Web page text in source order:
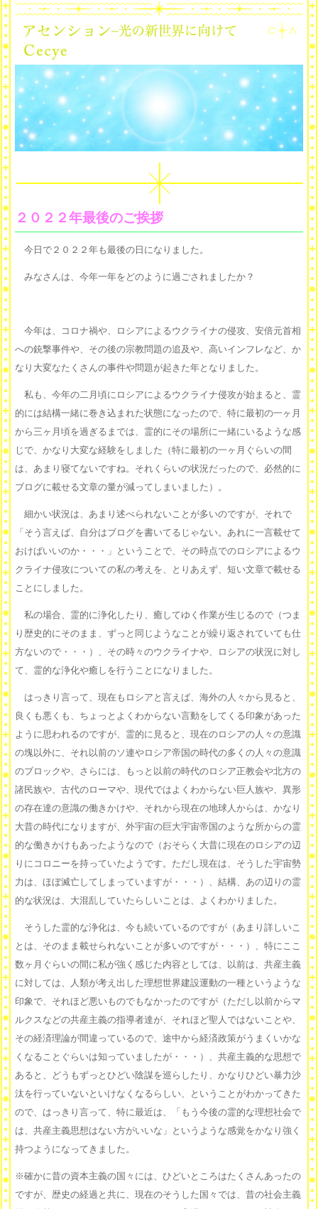
２０２２年最後のご挨拶
今日で２０２２年も最後の日になりました。
みなさんは、今年一年をどのように過ごされましたか？
今年は、コロナ禍や、ロシアによるウクライナの侵攻、安倍元首相
への銃撃事件や、その後の宗教問題の追及や、高いインフレなど、か
なり大変なたくさんの事件や問題が起きた年となりました。
私も、今年の二月頃にロシアによるウクライナ侵攻が始まると、霊
的には結構一緒に巻き込まれた状態になったので、特に最初の一ヶ月
から三ヶ月頃を過ぎるまでは、霊的にその場所に一緒にいるような感
じで、かなり大変な経験をしました（特に最初の一ヶ月ぐらいの間
は、あまり寝てないですね。それくらいの状況だったので、必然的に
ブログに載せる文章の量が減ってしまいました）。
細かい状況は、あまり述べられないことが多いのですが、それで
「そう言えば、自分はブログを書いてるじゃない。あれに一言載せて
おけばいいのか・・・」ということで、その時点でのロシアによるウ
クライナ侵攻についての私の考えを、とりあえず、短い文章で載せる
ことにしました。
私の場合、霊的に浄化したり、癒してゆく作業が生じるので（つま
り歴史的にそのまま、ずっと同じようなことが繰り返されていても仕
方ないので・・・）、その時々のウクライナや、ロシアの状況に対し
て、霊的な浄化や癒しを行うことになりました。
はっきり言って、現在もロシアと言えば、海外の人々から見ると、
良くも悪くも、ちょっとよくわからない言動をしてくる印象があった
ように思われるのですが、霊的に見ると、現在のロシアの人々の意識
の塊以外に、それ以前のソ連やロシア帝国の時代の多くの人々の意識
のブロックや、さらには、もっと以前の時代のロシア正教会や北方の
諸民族や、古代のローマや、現代ではよくわからない巨人族や、異形
の存在達の意識の働きかけや、それから現在の地球人からは、かなり
大昔の時代になりますが、外宇宙の巨大宇宙帝国のような所からの霊
的な働きかけもあったようなので（おそらく大昔に現在のロシアの辺
りにコロニーを持っていたようです。ただし現在は、そうした宇宙勢
力は、ほぼ滅亡してしまっていますが・・・）、結構、あの辺りの霊
的な状況は、大混乱していたらしいことは、よくわかりました。
そうした霊的な浄化は、今も続いているのですが（あまり詳しいこ
とは、そのまま載せられないことが多いのですが・・・）、特にここ
数ヶ月ぐらいの間に私が強く感じた内容としては、以前は、共産主義
に対しては、人類が考え出した理想世界建設運動の一種というような
印象で、それほど悪いものでもなかったのですが（ただし以前からマ
ルクスなどの共産主義の指導者達が、それほど聖人ではないことや、
その経済理論が間違っているので、途中から経済政策がうまくいかな
くなることぐらいは知っていましたが・・・）、共産主義的な思想で
あると、どうもずっとひどい陰謀を巡らしたり、かなりひどい暴力沙
汰を行っていないといけなくなるらしい、ということがわかってきた
ので、はっきり言って、特に最近は、「もう今後の霊的な理想社会で
は、共産主義思想はない方がいいな」というような感覚をかなり強く
持つようになってきました。
※確かに昔の資本主義の国々には、ひどいところはたくさんあったの
ですが、歴史の経過と共に、現在のそうした国々では、昔の社会主義